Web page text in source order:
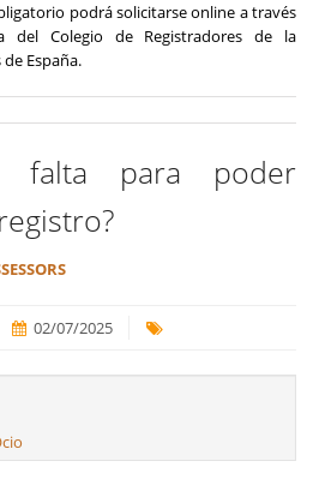
podrá solicitarse online a través
del Colegio de Registradores de la
España.
falta para poder
02/07/2025